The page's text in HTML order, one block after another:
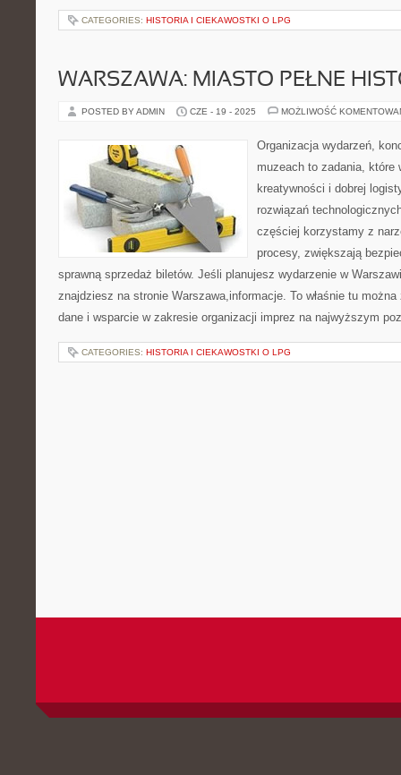
CATEGORIES: HISTORIA I CIEKAWOSTKI O LPG
WARSZAWA: MIASTO PEŁNE
POSTED BY ADMIN CZE - 19 - 2025 MOŻLIWOŚĆ
Organizacja wydarzeń,
muzeach to zadania, które
kreatywności i dobrej
rozwiązań
częściej korzystamy z
procesy, zwiększają
sprawną sprzedaż biletów. Jeśli planujesz wydarzenie w
znajdziesz na stronie Warszawa,informacje. To właśnie tu
dane i wsparcie w zakresie organizacji imprez na najwyższym
CATEGORIES: HISTORIA I CIEKAWOSTKI O LPG